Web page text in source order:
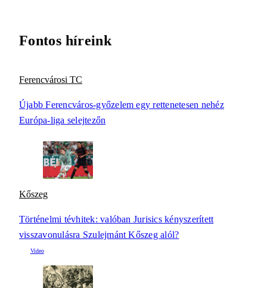
Fontos híreink
Ferencvárosi TC
Újabb Ferencváros-győzelem egy rettenetesen nehéz
Európa-liga selejtezőn
Kőszeg
Történelmi tévhitek: valóban Jurisics kényszerített
visszavonulásra Szulejmánt Kőszeg alól?